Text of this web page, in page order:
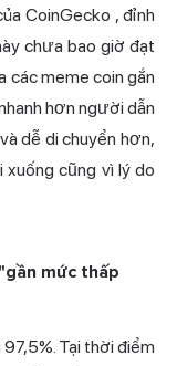
CoinGecko , đỉnh
chưa bao giờ đạt
các meme coin gắn
hơn người dẫn
dễ di chuyển hơn,
cũng vì lý do
mức thấp
Tại thời điểm